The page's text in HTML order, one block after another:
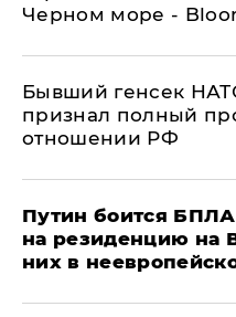
Черном море -
Бывший генсек
признал полный
отношении РФ
Путин боится
на резиденцию на
них в